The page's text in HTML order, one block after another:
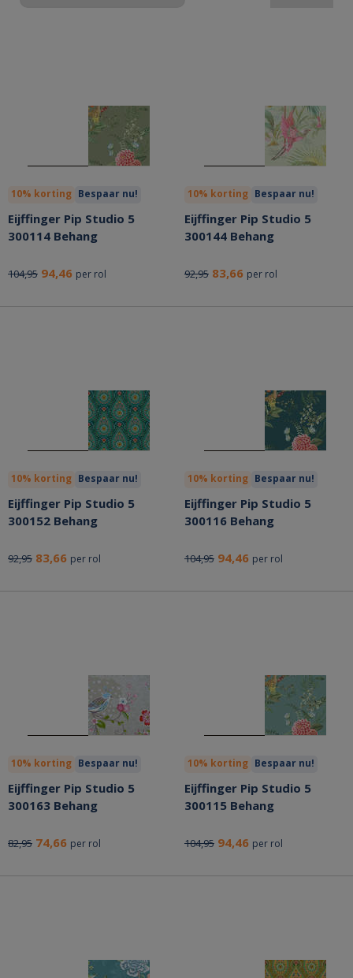
10% korting Bespaar nu!
Eijffinger Pip Studio 5
300114 Behang
104,95 94,46 per rol
10% korting Bespaar nu!
Eijffinger Pip Studio 5
300144 Behang
92,95 83,66 per rol
10% korting Bespaar nu!
Eijffinger Pip Studio 5
300152 Behang
92,95 83,66 per rol
10% korting Bespaar nu!
Eijffinger Pip Studio 5
300116 Behang
104,95 94,46 per rol
10% korting Bespaar nu!
Eijffinger Pip Studio 5
300163 Behang
82,95 74,66 per rol
10% korting Bespaar nu!
Eijffinger Pip Studio 5
300115 Behang
104,95 94,46 per rol